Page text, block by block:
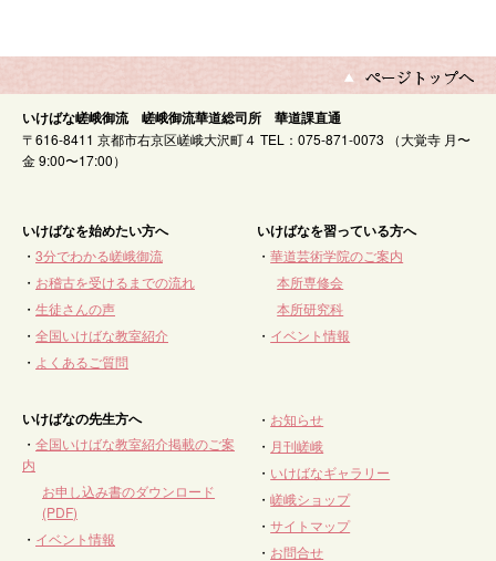
いけばな嵯峨御流 嵯峨御流華道総司所 華道課直通
〒616-8411 京都市右京区嵯峨大沢町４ TEL：075-871-0073 （大覚寺 月〜
金 9:00〜17:00）
いけばなを始めたい方へ
・ 3分でわかる嵯峨御流
・ お稽古を受けるまでの流れ
・ 生徒さんの声
・ 全国いけばな教室紹介
・ よくあるご質問
いけばなを習っている方へ
・華道芸術学院のご案内
本所専修会
本所研究科
・ イベント情報
いけばなの先生方へ
・ 全国いけばな教室紹介掲載のご案
内
お申し込み書のダウンロード
(PDF)
・ イベント情報
・ お知らせ
・ 月刊嵯峨
・ いけばなギャラリー
・嵯峨ショップ
・サイトマップ
・ お問合せ